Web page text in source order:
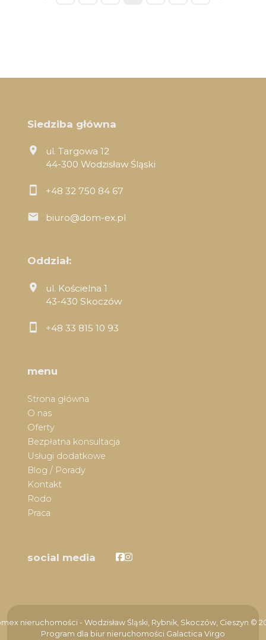
Siedziba główna
ul. Targowa 12
44-300 Wodzisław Śląski
+48 32 750 84 67
biuro@dom-ex.pl
Oddział:
ul. Kościelna 1
43-430 Skoczów
+48 33 815 10 93
menu
Strona główna
O nas
Oferty
Bezpłatna konsultacja
Usługi dodatkowe
Blog / Porady
Kontakt
Rodo
Praca
social media Facebook
Facebook
nieruchomości - Wodzisław Śląski, Rybnik, Skoczów, Cieszyn ©
Program dla biur nieruchomości Galactica Virgo